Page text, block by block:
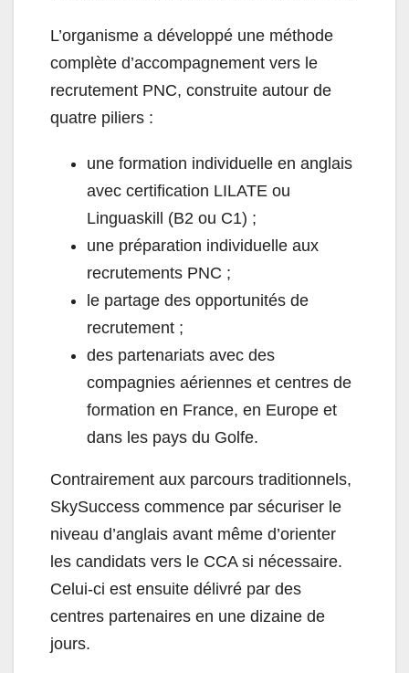
L’organisme a développé une méthode
complète d’accompagnement vers le
recrutement PNC, construite autour de
quatre piliers :
une formation individuelle en anglais
avec certification LILATE ou
Linguaskill (B2 ou C1) ;
une préparation individuelle aux
recrutements PNC ;
le partage des opportunités de
recrutement ;
des partenariats avec des
compagnies aériennes et centres de
formation en France, en Europe et
dans les pays du Golfe.
Contrairement aux parcours traditionnels,
SkySuccess commence par sécuriser le
niveau d’anglais avant même d’orienter
les candidats vers le CCA si nécessaire.
Celui-ci est ensuite délivré par des
centres partenaires en une dizaine de
jours.